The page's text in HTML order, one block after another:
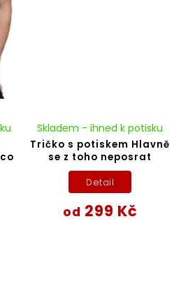
Tričko s potiskem Hlavně
se z toho neposrat
Skladem - ihned k potisku
od 299 Kč
Detail